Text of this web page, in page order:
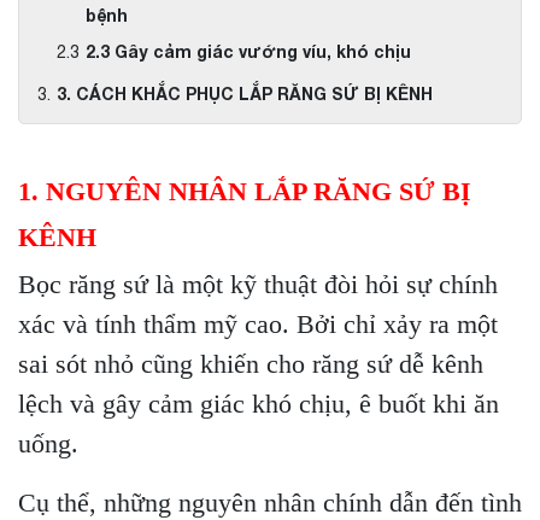
bệnh
2.3 Gây cảm giác vướng víu, khó chịu
3. CÁCH KHẮC PHỤC LẮP RĂNG SỨ BỊ KÊNH
1. NGUYÊN NHÂN LẮP RĂNG SỨ BỊ
KÊNH
Bọc răng sứ là một kỹ thuật đòi hỏi sự chính
xác và tính thẩm mỹ cao. Bởi chỉ xảy ra một
sai sót nhỏ cũng khiến cho răng sứ dễ kênh
lệch và gây cảm giác khó chịu, ê buốt khi ăn
uống.
Cụ thể, những nguyên nhân chính dẫn đến tình